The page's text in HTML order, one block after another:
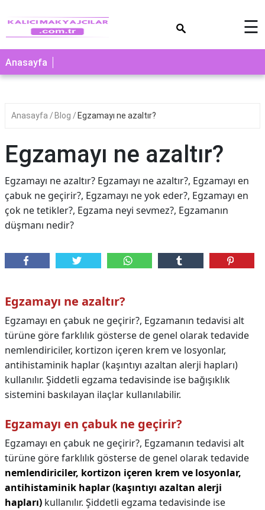
☰
Anasayfa
Anasayfa Blog Egzamayı ne azaltır?
Egzamayı ne azaltır?
Egzamayı ne azaltır? Egzamayı ne azaltır?, Egzamayı en
çabuk ne geçirir?, Egzamayı ne yok eder?, Egzamayı en
çok ne tetikler?, Egzama neyi sevmez?, Egzamanın
düşmanı nedir?
Egzamayı ne azaltır?
Egzamayı en çabuk ne geçirir?, Egzamanın tedavisi alt
türüne göre farklılık gösterse de genel olarak tedavide
nemlendiriciler, kortizon içeren krem ve losyonlar,
antihistaminik haplar (kaşıntıyı azaltan alerji hapları)
kullanılır. Şiddetli egzama tedavisinde ise bağışıklık
sistemini baskılayan ilaçlar kullanılabilir.
Egzamayı en çabuk ne geçirir?
Egzamayı en çabuk ne geçirir?, Egzamanın tedavisi alt
türüne göre farklılık gösterse de genel olarak tedavide
nemlendiriciler, kortizon içeren krem ve losyonlar,
antihistaminik haplar (kaşıntıyı azaltan alerji
hapları) kullanılır. Şiddetli egzama tedavisinde ise